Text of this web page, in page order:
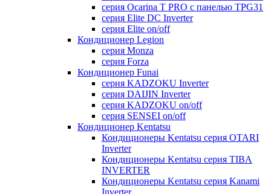
серия Ocarina T PRO c панелью TPG31
серия Elite DC Inverter
серия Elite on/off
Кондиционер Legion
серия Monza
серия Forza
Кондиционер Funai
серия KADZOKU Inverter
серия DAIJIN Inverter
серия KADZOKU on/off
серия SENSEI on/off
Кондиционер Kentatsu
Кондиционеры Kentatsu серия OTARI
Inverter
Кондиционеры Kentatsu серия TIBA
INVERTER
Кондиционеры Kentatsu серия Kanami
Inverter